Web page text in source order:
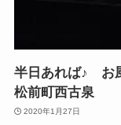
半日あれば♪ お
松前町西古泉
2020年1月27日